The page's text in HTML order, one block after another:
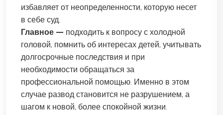
избавляет от неопределенности, которую несет
в себе суд.
Главное — подходить к вопросу с холодной
головой, помнить об интересах детей, учитывать
долгосрочные последствия и при
необходимости обращаться за
профессиональной помощью. Именно в этом
случае развод становится не разрушением, а
шагом к новой, более спокойной жизни.